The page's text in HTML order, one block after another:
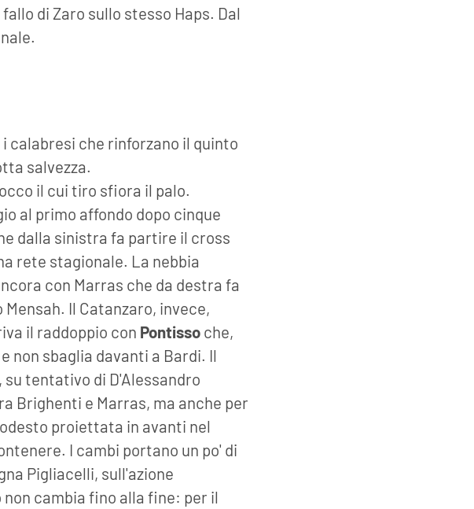
di Zaro sullo stesso Haps. Dal
calabresi che rinforzano il quinto
salvezza.
il cui tiro sfiora il palo.
al primo affondo dopo cinque
dalla sinistra fa partire il cross
rete stagionale. La nebbia
con Marras che da destra fa
Il Catanzaro, invece,
il raddoppio con Pontisso che,
non sbaglia davanti a Bardi. Il
tentativo di D'Alessandro
Brighenti e Marras, ma anche per
proiettata in avanti nel
I cambi portano un po' di
Pigliacelli, sull'azione
cambia fino alla fine: per il